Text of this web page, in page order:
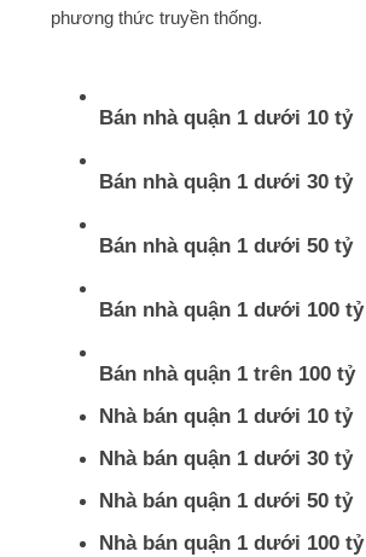
phương thức truyền thống.
Bán nhà quận 1 dưới 10 tỷ
Bán nhà quận 1 dưới 30 tỷ
Bán nhà quận 1 dưới 50 tỷ
Bán nhà quận 1 dưới 100 tỷ
Bán nhà quận 1 trên 100 tỷ
Nhà bán quận 1 dưới 10 tỷ
Nhà bán quận 1 dưới 30 tỷ
Nhà bán quận 1 dưới 50 tỷ
Nhà bán quận 1 dưới 100 tỷ